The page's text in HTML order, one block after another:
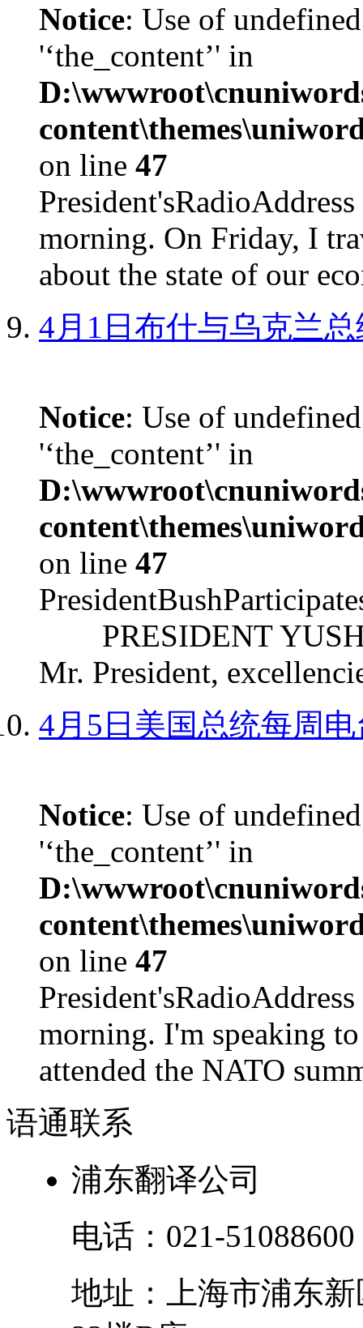
Notice: Use of
'‘the_content’' in
on line 47
morning. On Friday, I
about the state of our
4月1日布什与乌克兰
Notice: Use of
'‘the_content’' in
on line 47
PRESIDENT
Mr. President,
4月5日美国总统每周
Notice: Use of
'‘the_content’' in
on line 47
morning. I'm speaking
attended the NATO
语通联系
浦东翻译公司
电话： 021-51088600
地址：
上海市浦东新